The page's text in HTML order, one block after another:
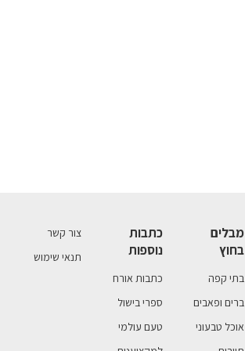
מבלים
בחוץ
בתי קפה
ברים ופאבים
אוכל טבעוני
כתבות
נוספות
כתבות אורח
ספרי בישול
טעם עולמי
צור קשר
תנאי שימוש